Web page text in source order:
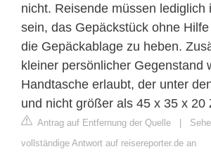
nicht. Reisende müssen lediglich
sein, das Gepäckstück ohne
die Gepäckablage zu heben.
kleiner persönlicher Gegenstand
Handtasche erlaubt, der unter
und nicht größer als 45 x 35 x 20
Antrag auf Entfernung der Quelle |
vollständige Antwort auf reisereporter.de an